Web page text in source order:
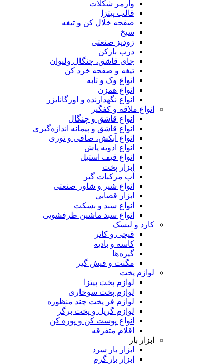
وارمر شکلات
قالب پیتزا
صفحه خلال کن و تیغه
سیخ
زودپز صنعتی
درب بازکن
جای قاشق، چنگال ولیوان
تیغه و صفحه خرد کن
انواع وک و تابه
انواع همزن
انواع نگهدارنده و اورگانایزر
انواع ملاقه و کفگیر
انواع قاشق و چنگال
انواع قاشق و پیمانه اندازه‌گیری
انواع آبکش، صافی و توری
انواع ادویه پاش
انواع قیف استیل
ابزار پخت
آب مرکبات گیر
انواع شیر و شاور صنعتی
ابزار قصابی
انواع سبد و بسکت
انواع سبد ماشین ظرفشویی
کارد و لیسک
قیچی و کاتر
کاسه و بادیه
گیره‌ها
مگنت و فیش گیر
لوازم پخت
لوازم پخت پیتزا
لوازم پخت سوخاری
لوازم فر پخت چند منظوره
لوازم گریل و پخت برگر
انواع پوست کن و پوره کن
اقلام متفرقه
ابزار بار
ابزار بار سرد
ابزار بار گرم